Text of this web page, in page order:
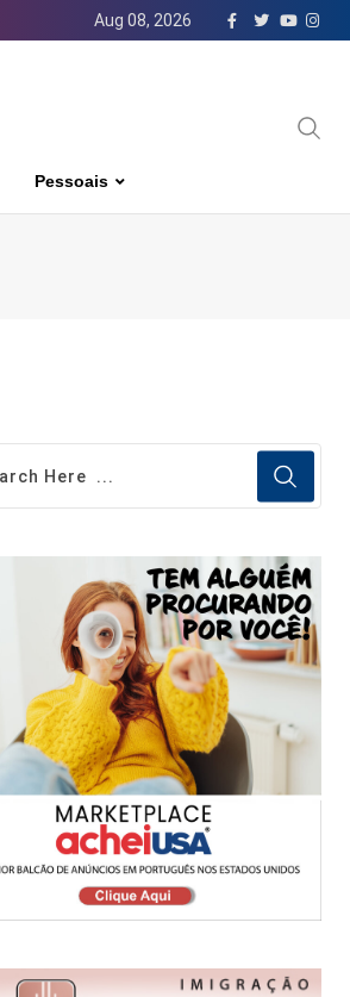
Aug 08, 2026
Pessoais